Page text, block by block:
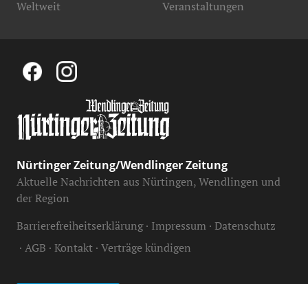
Weltweit
Veranstaltungen
Nürtinger Zeitung/Wendlinger Zeitung
Aktuelle Nachrichten aus Nürtingen, Wendlingen und
der Region
Barrierefreiheitserklärung Impressum Datenschutz
AGB Kontakt Verträge kündigen